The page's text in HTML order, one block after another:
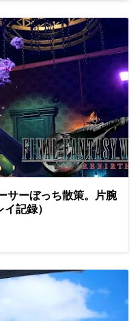
サーぼっち散策。片腕
記録）